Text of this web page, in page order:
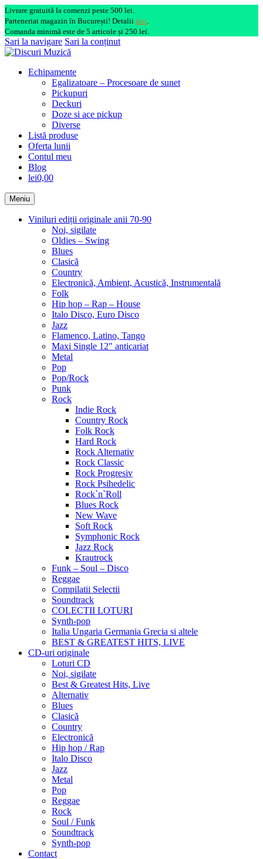
Livrare gratuită la comenzi peste 500 lei.
Parteneriat magazin în București! Detalii aici.
Comanda minimă este de 5 articole și 250 lei.
Sari la navigare Sari la conținut
Echipamente
Egalizatoare – Procesoare de sunet
Pickupuri
Deckuri
Doze si ace pickup
Diverse
Listă produse
Oferta lunii
Contul meu
Blog
lei0,00
Meniu
Viniluri ediții originale anii 70-90
Noi, sigilate
Oldies – Swing
Blues
Clasică
Country
Electronică, Ambient, Acustică, Instrumentală
Folk
Hip hop – Rap – House
Italo Disco, Euro Disco
Jazz
Flamenco, Latino, Tango
Maxi Single 12″ anticariat
Metal
Pop
Pop/Rock
Punk
Rock
Indie Rock
Country Rock
Folk Rock
Hard Rock
Rock Alternativ
Rock Classic
Rock Progresiv
Rock Psihedelic
Rock`n`Roll
Blues Rock
New Wave
Soft Rock
Symphonic Rock
Jazz Rock
Krautrock
Funk – Soul – Disco
Reggae
Compilatii Selectii
Soundtrack
COLECTII LOTURI
Synth-pop
Italia Ungaria Germania Grecia si altele
BEST & GREATEST HITS, LIVE
CD-uri originale
Loturi CD
Noi, sigilate
Best & Greatest Hits, Live
Alternativ
Blues
Clasică
Country
Electronică
Hip hop / Rap
Italo Disco
Jazz
Metal
Pop
Reggae
Rock
Soul / Funk
Soundtrack
Synth-pop
Contact